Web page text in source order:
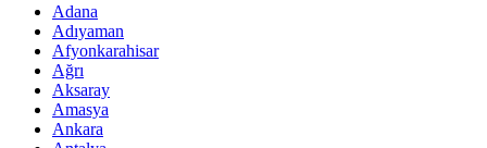
Adana
Adıyaman
Afyonkarahisar
Ağrı
Aksaray
Amasya
Ankara